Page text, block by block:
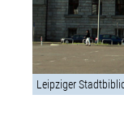
Leipziger